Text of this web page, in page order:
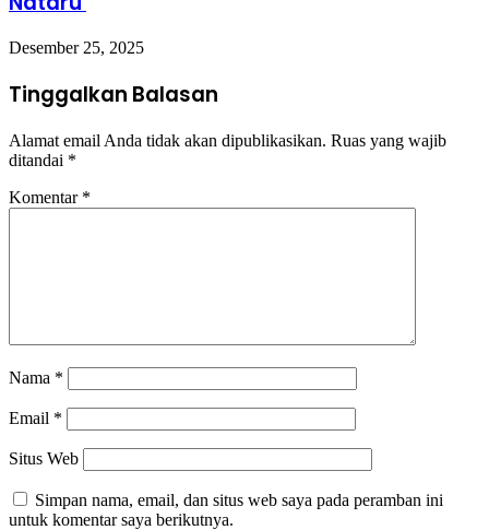
Desember 25, 2025
Tinggalkan Balasan
Alamat email Anda tidak akan dipublikasikan. Ruas yang wajib
ditandai *
Komentar *
Nama *
Email *
Situs Web
Simpan nama, email, dan situs web saya pada peramban ini
untuk komentar saya berikutnya.